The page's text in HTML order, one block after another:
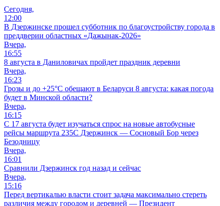
Сегодня,
12:00
В Дзержинске прошел субботник по благоустройству города в
преддверии областных «Дажынак-2026»
Вчера,
16:55
8 августа в Даниловичах пройдет праздник деревни
Вчера,
16:23
Грозы и до +25°С обещают в Беларуси 8 августа: какая погода
будет в Минской области?
Вчера,
16:15
С 17 августа будет изучаться спрос на новые автобусные
рейсы маршрута 235С Дзержинск — Сосновый Бор через
Безодницу
Вчера,
16:01
Сравнили Дзержинск год назад и сейчас
Вчера,
15:16
Перед вертикалью власти стоит задача максимально стереть
различия между городом и деревней — Президент